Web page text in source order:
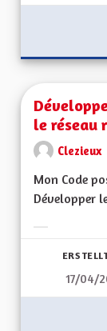
le réseau
Clezieux
Mon Code
Développer
17/04/